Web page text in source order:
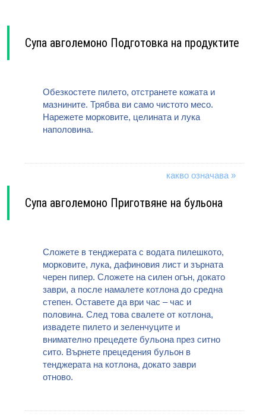
Супа авголемоно Подготовка на продуктите
Обезкостете пилето, отстранете кожата и
мазнините. Трябва ви само чистото месо.
Нарежете морковите, целината и лука
наполовина.
какво означава »
Супа авголемоно Приготвяне на бульона
Сложете в тенджерата с водата пилешкото,
морковите, лука, дафиновия лист и зърната
черен пипер. Сложете на силен огън, докато
заври, а после намалете котлона до средна
степен. Оставете да ври час – час и
половина. След това свалете от котлона,
извадете пилето и зеленчуците и
внимателно прецедете бульона през ситно
сито. Върнете прецедения бульон в
тенджерата на котлона, докато заври
отново.